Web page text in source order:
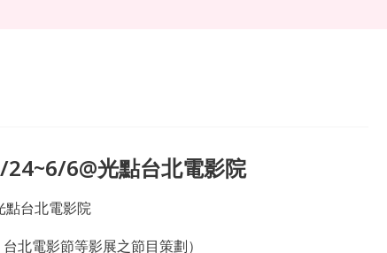
6@光點台北電影院
台北電影院
電影節等影展之節目策劃）